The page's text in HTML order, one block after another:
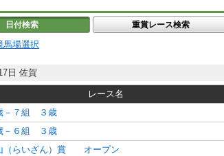
日付検索 重賞レース検索
馬場選択
日 佐賀
レース名
－７組 ３歳
－６組 ３歳
（らいざん）賞 オープン